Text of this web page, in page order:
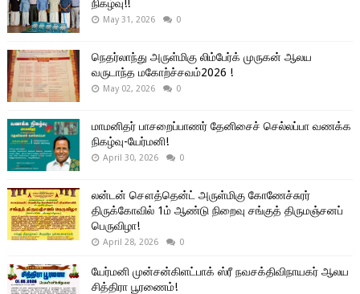
நிகழ்வு!!
May 31, 2026 0
நெதர்லாந்து அருள்மிகு லிம்பேர்க் முருகன் ஆலய
வருடாந்த மகோற்ச்சவம்2026 !
May 02, 2026 0
மாமனிதர் பாசறைப்பாணர் தேனிசைச் செல்லப்பா வணக்க
நிகழ்வு-யேர்மனி!
April 30, 2026 0
லன்டன் சௌத்தென்ட் அருள்மிகு கோணேச்சுரர்
திருக்கோவில் 1ம் ஆண்டு நிறைவு சங்குத் திருமஞ்சனப்
பெருவிழா!
April 28, 2026 0
யேர்மனி முன்சன்கிளட்பாக் ஸ்ரீ நவசக்திவிநாயகர் ஆலய
சித்திரா பூரணைம்!